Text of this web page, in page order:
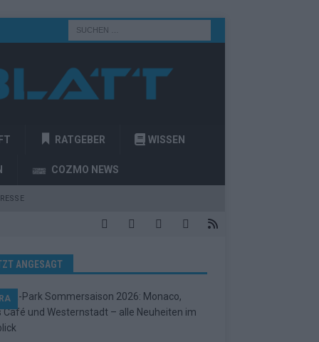
RATGEBER WISSEN
COZMO NEWS
ANGESAGT